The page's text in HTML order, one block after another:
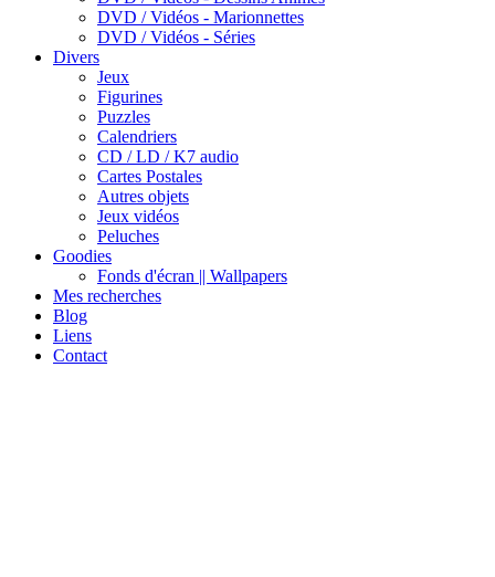
DVD / Vidéos - Marionnettes
DVD / Vidéos - Séries
Divers
Jeux
Figurines
Puzzles
Calendriers
CD / LD / K7 audio
Cartes Postales
Autres objets
Jeux vidéos
Peluches
Goodies
Fonds d'écran || Wallpapers
Mes recherches
Blog
Liens
Contact